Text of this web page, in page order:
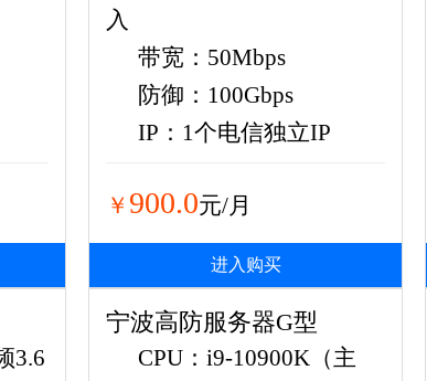
入
带宽：50Mbps
防御：100Gbps
IP：1个电信独立IP
￥ 900.0元/月
进入购买
3.6
宁波高防服务器G型
CPU：i9-10900K（主